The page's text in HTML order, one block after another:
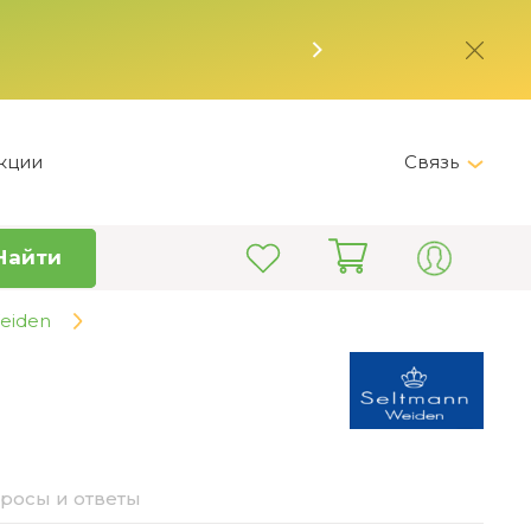
Связь
+7 (495) 150-82-28
info@kitchen-master.ru
и ответы